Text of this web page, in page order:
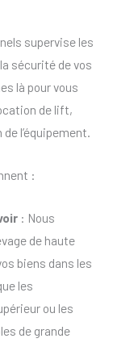
supervise les
sécurité de vos
là pour vous
de lift,
l’équipement.
:
: Nous
de haute
biens dans les
les
ou les
de grande